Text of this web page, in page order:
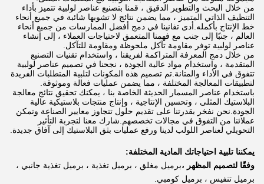
من خلال البحث والتطوير الدقيق ، قمنا بتصنيع عناصر لولبية تتميز بأداء
التنظيف الذاتي المتميز ، مما يضمن نتائج لا تشوبها شائبة في جميع أنحاء
خط الإنتاج بأكمله.أدى تفانينا في دمج أفضل الممارسات من جميع أنحاء
العالم ، جنبًا إلى جنب مع فهمنا المتعمق لاحتياجات العملاء ، إلى إنشاء
عناصر لولبية توفر مقاومة تآكل ملحوظة ومقاومة للتآكل.
من خلال دمج المعرفة المتراكمة لفريقنا ، واستخدام تقنيات التصنيع
المتقدمة ، واستخدام مواد عالية الجودة ، نجحنا في تصميم عناصر لولبية
تتفوق في الأداء والمتانة.تم تصميم هذه المكونات لتلبية المتطلبات الفريدة
لتطبيقات المعالجة المختلفة ، مما يضمن عمليات فعالة وموثوقة.
باستخدام عناصر المسمار الحديثة الخاصة بنا ، يمكنك تحقيق نتائج معالجة
البلاستيك المثلى ، وتحسين الإنتاجية ، وإنتاج منتجات بلاستيكية عالية
الجودة.نحن نفخر بقدرتنا على تقديم حلول تتجاوز معايير الصناعة وتمكن
عملائنا من التفوق في مجالات تخصصهم.شارك معنا لتجربة التأثير
التحويلي لعناصر اللولب لدينا ورفع عمليات بثق البلاستيك إلى آفاق جديدة.
يمكننا تلبية احتياجاتك المادية المختلفة:
وفقًا لتصميم المظهر ،برميل مغلق ، برميل تغذية ، برميل تغذية جانبي ،
برميل تنفيس ، برميل كومبي.